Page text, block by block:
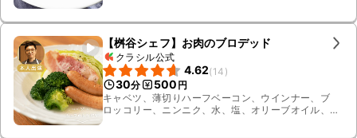
【桝谷シェフ】お肉のブロデッド
クラシル公式
4.62(14 )
30分 500 円
キャベツ、薄切りハーフベーコン、ウインナー、ブ
ロッコリー、ニンニク、水、塩、オリーブオイル、粗